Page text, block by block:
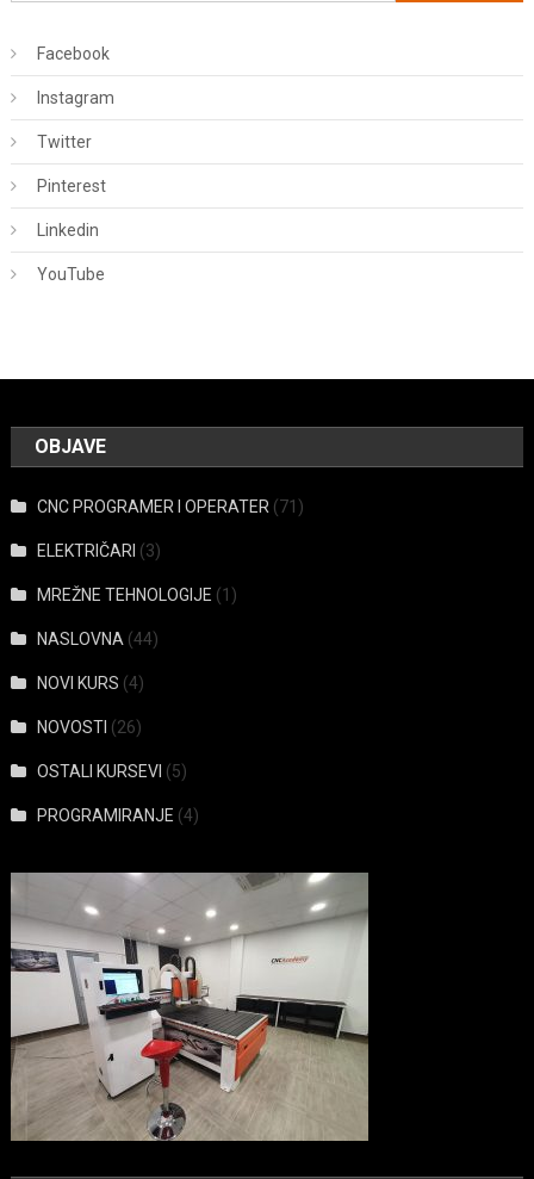
Facebook
Instagram
Twitter
Pinterest
Linkedin
YouTube
OBJAVE
CNC PROGRAMER I OPERATER (71)
ELEKTRIČARI (3)
MREŽNE TEHNOLOGIJE (1)
NASLOVNA (44)
NOVI KURS (4)
NOVOSTI (26)
OSTALI KURSEVI (5)
PROGRAMIRANJE (4)